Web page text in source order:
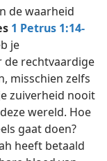
de waarheid
1 Petrus 1:14-
je
de rechtvaardige
misschien zelfs
zuiverheid nooit
wereld. Hoe
gaat doen?
heeft betaald